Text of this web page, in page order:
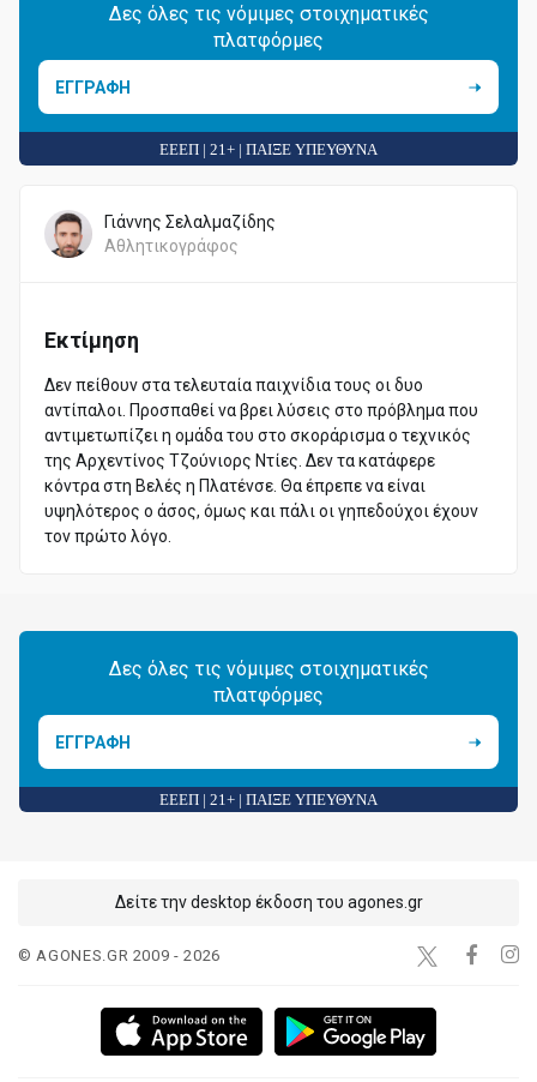
Δες όλες τις νόμιμες στοιχηματικές
πλατφόρμες
ΕΓΓΡΑΦΗ
ΕΕΕΠ | 21+ | ΠΑΙΞΕ ΥΠΕΥΘΥΝΑ
Γιάννης Σελαλμαζίδης
Αθλητικογράφος
Εκτίμηση
Δεν πείθουν στα τελευταία παιχνίδια τους οι δυο
αντίπαλοι. Προσπαθεί να βρει λύσεις στο πρόβλημα που
αντιμετωπίζει η ομάδα του στο σκοράρισμα ο τεχνικός
της Αρχεντίνος Τζούνιορς Ντίες. Δεν τα κατάφερε
κόντρα στη Βελές η Πλατένσε. Θα έπρεπε να είναι
υψηλότερος ο άσος, όμως και πάλι οι γηπεδούχοι έχουν
τον πρώτο λόγο.
Δες όλες τις νόμιμες στοιχηματικές
πλατφόρμες
ΕΓΓΡΑΦΗ
ΕΕΕΠ | 21+ | ΠΑΙΞΕ ΥΠΕΥΘΥΝΑ
Δείτε την desktop έκδοση του agones.gr
© AGONES.GR 2009 - 2026